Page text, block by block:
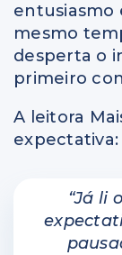
entusiasmo
mesmo
desperta o
primeiro
A leitora
expectativa:
“Já li